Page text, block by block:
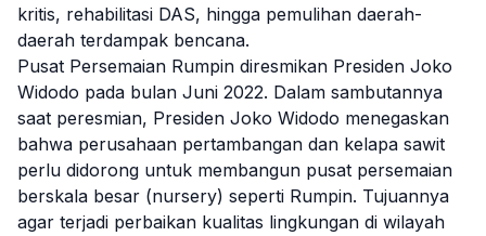
kritis, rehabilitasi DAS, hingga pemulihan daerah-
daerah terdampak bencana.
Pusat Persemaian Rumpin diresmikan Presiden Joko
Widodo pada bulan Juni 2022. Dalam sambutannya
saat peresmian, Presiden Joko Widodo menegaskan
bahwa perusahaan pertambangan dan kelapa sawit
perlu didorong untuk membangun pusat persemaian
berskala besar (nursery) seperti Rumpin. Tujuannya
agar terjadi perbaikan kualitas lingkungan di wilayah